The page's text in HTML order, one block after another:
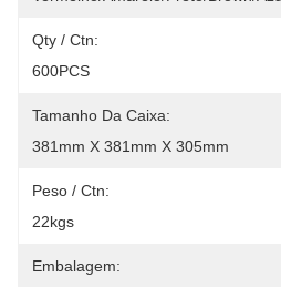
Qty / Ctn:
600PCS
Tamanho Da Caixa:
381mm X 381mm X 305mm
Peso / Ctn:
22kgs
Embalagem: